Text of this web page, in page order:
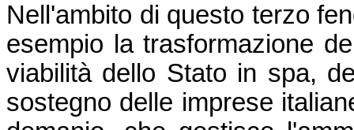
Nell'ambito di questo terzo
esempio la trasformazione
viabilità dello Stato in spa,
sostegno delle imprese